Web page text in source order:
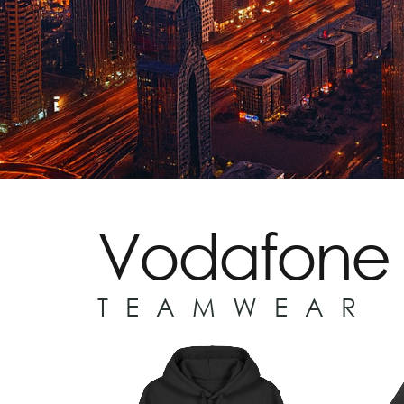
Vodafone
TEAMWEAR